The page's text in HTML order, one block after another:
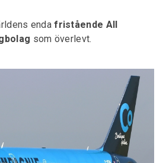
endafristående All
som överlevt.